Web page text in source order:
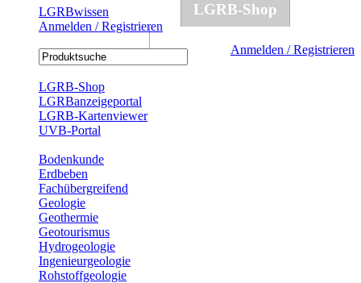
LGRBbohrungen
LGRB-Shop
Anmelden / Registrieren
LGRBwissen
Anmelden / Registrieren
LGRB-Shop
LGRBanzeigeportal
LGRB-Kartenviewer
UVB-Portal
Bodenkunde
Erdbeben
Fachübergreifend
Geologie
Geothermie
Geotourismus
Hydrogeologie
Ingenieurgeologie
Rohstoffgeologie